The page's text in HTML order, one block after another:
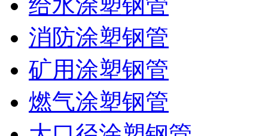
消防涂塑钢管
矿用涂塑钢管
燃气涂塑钢管